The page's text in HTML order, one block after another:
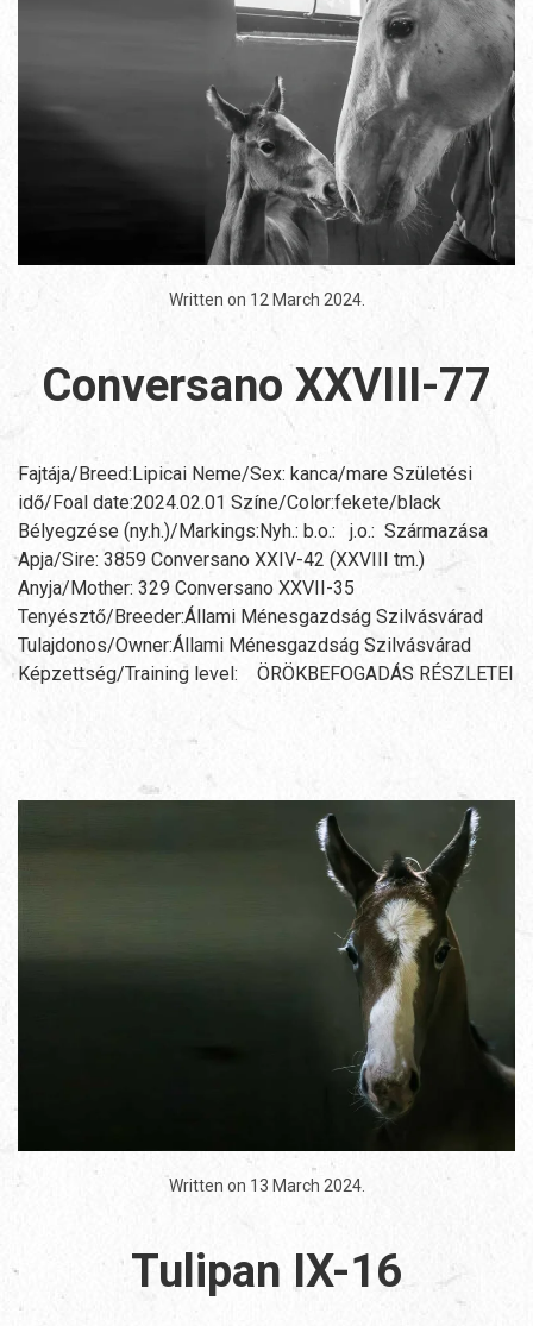
Written on 12 March 2024.
Conversano XXVIII-77
Fajtája/Breed:Lipicai Neme/Sex: kanca/mare Születési
idő/Foal date:2024.02.01 Színe/Color:fekete/black
Bélyegzése (ny.h.)/Markings:Nyh.: b.o.: j.o.: Származása
Apja/Sire: 3859 Conversano XXIV-42 (XXVIII tm.)
Anyja/Mother: 329 Conversano XXVII-35
Tenyésztő/Breeder:Állami Ménesgazdság Szilvásvárad
Tulajdonos/Owner:Állami Ménesgazdság Szilvásvárad
Képzettség/Training level: ÖRÖKBEFOGADÁS RÉSZLETEI
Written on 13 March 2024.
Tulipan IX-16